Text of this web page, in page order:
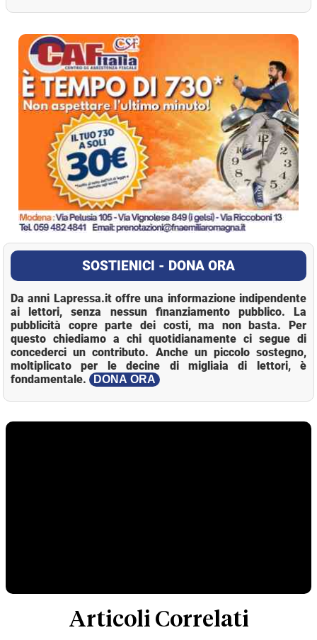
La Pressa
SOSTIENICI - DONA ORA
Da anni Lapressa.it offre una informazione indipendente
ai lettori, senza nessun finanziamento pubblico. La
pubblicità copre parte dei costi, ma non basta. Per
questo chiediamo a chi quotidianamente ci segue di
concederci un contributo. Anche un piccolo sostegno,
moltiplicato per le decine di migliaia di lettori, è
fondamentale.
DONA ORA
Articoli Correlati